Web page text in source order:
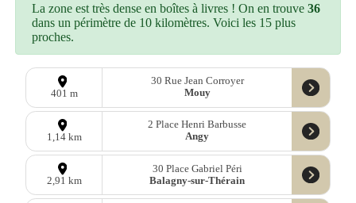
La zone est très dense en boîtes à livres ! On en trouve36
dans un périmètre de 10 kilomètres. Voici les 15 plus
proches.
401 m
30 Rue Jean Corroyer
Mouy
1,14 km
2 Place Henri Barbusse
Angy
2,91 km
30 Place Gabriel Péri
Balagny-sur-Thérain